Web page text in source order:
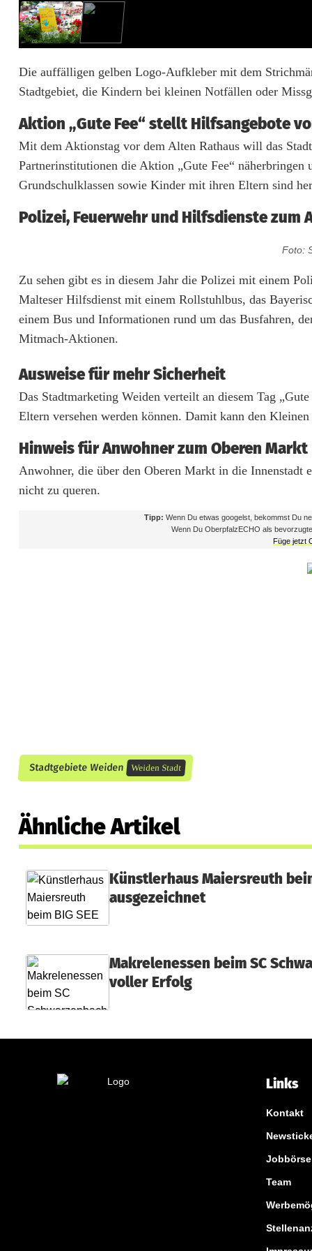
a
c
h
t
W
e
i
k
i
n
e
r
f
r
e
Die auffälligen gelben Logo-Aufkleber mit dem
Stadtgebiet, die Kindern bei kleinen Notfällen oder
Aktion „Gute Fee“ stellt Hilfsangebote
Mit dem Aktionstag vor dem Alten Rathaus will das
Partnerinstitutionen die Aktion „Gute Fee“
Grundschulklassen sowie Kinder mit ihren Eltern sind
Polizei, Feuerwehr und Hilfsdienste zum
Foto:
Zu sehen gibt es in diesem Jahr die Polizei mit einem
Malteser Hilfsdienst mit einem Rollstuhlbus, das
einem Bus und Informationen rund um das Busfahren,
Mitmach-Aktionen.
Ausweise für mehr Sicherheit
Das Stadtmarketing Weiden verteilt an diesem Tag
Eltern versehen werden können. Damit kann den
Hinweis für Anwohner zum Oberen Markt
Anwohner, die über den Oberen Markt in die
nicht zu queren.
Tipp: Wenn Du etwas googelst, bekommst Du
Wenn Du OberpfalzECHO als
Füge jetzt
Stadtgebiete Weiden Weiden Stadt
Ähnliche Artikel
Künstlerhaus Maiersreuth
ausgezeichnet
Makrelenessen beim SC
voller Erfolg
Links
Kontakt
Jobbörse
Team